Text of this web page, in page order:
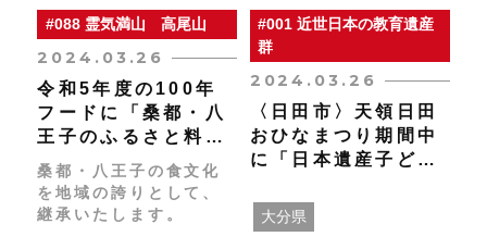
#088 霊気満山 高尾山
2024.03.26
令和5年度の100年
フードに「桑都・八
王子のふるさと料
理」が認定！
桑都・八王子の食文化
を地域の誇りとして、
継承いたします。
#001 近世日本の教育遺産
群
2024.03.26
〈日田市〉天領日田
おひなまつり期間中
に「日本遺産子ども
した
大分県